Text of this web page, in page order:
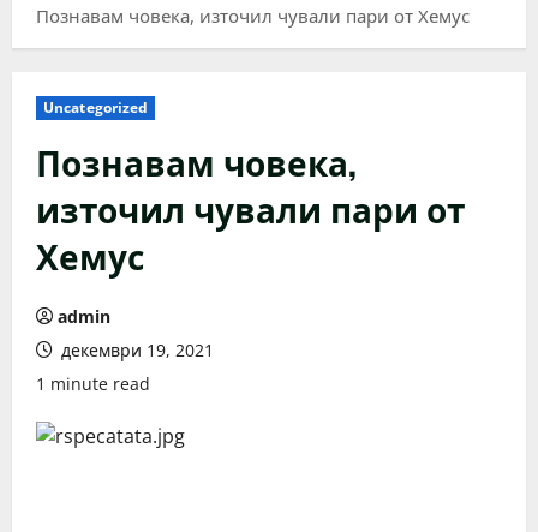
Познавам човека, източил чували пари от Хемус
Uncategorized
Познавам човека,
източил чували пари от
Хемус
admin
декември 19, 2021
1 minute read